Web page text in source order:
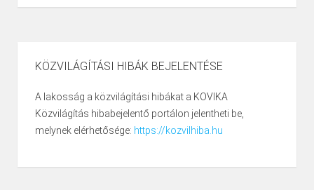
KÖZVILÁGÍTÁSI HIBÁK BEJELENTÉSE
A lakosság a közvilágítási hibákat a KOVIKA
Közvilágítás hibabejelentő portálon jelentheti be,
melynek elérhetősége: https://kozvilhiba.hu